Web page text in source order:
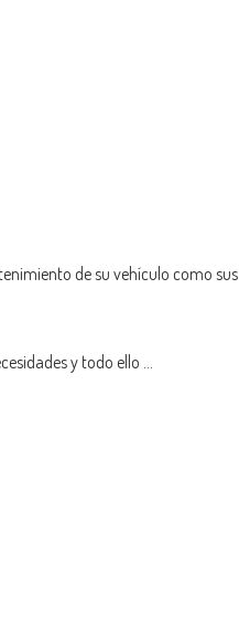
de su vehículo como
y todo ello ...